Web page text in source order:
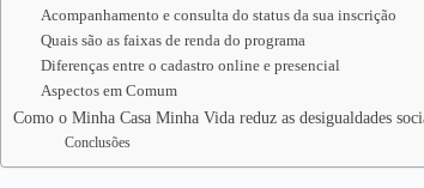
Acompanhamento e consulta do status da sua inscrição
Quais são as faixas de renda do programa
Diferenças entre o cadastro online e presencial
Aspectos em Comum
Como o Minha Casa Minha Vida reduz as desigualdades
Conclusões